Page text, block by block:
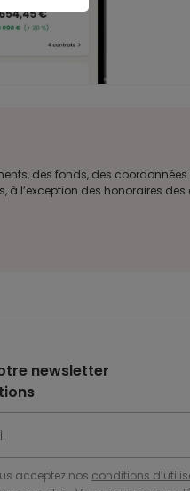
des fonds, des
l’exception des honoraires des
newsletter
acceptez nos conditions